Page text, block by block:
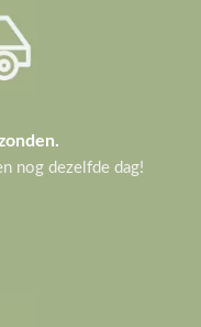
nog dezelfde dag!